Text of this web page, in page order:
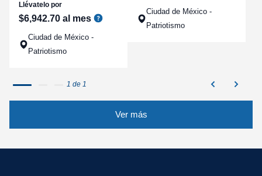
Llévatelo por
$6,942.70 al mes
Ciudad de México -
Patriotismo
Ciudad de México -
Patriotismo
1 de 1
Ver más